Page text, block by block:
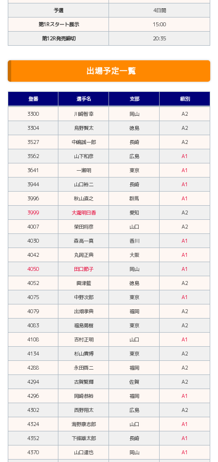
予選 4日間
第1Rスタート展示 15:00
第12R発売締切 20:35
出場予定一覧
登番 選手名 支部 級別
3300 川崎智幸 岡山 A2
3304 烏野賢太 徳島 A2
3527 中嶋誠一郎 長崎 A2
3562 山下和彦 広島 A1
3641 一瀬明 東京 A1
3944 山口裕二 長崎 A1
3996 秋山直之 群馬 A1
3999 大瀧明日香 愛知 A2
4007 榮田将彦 山口 A2
4030 森高一真 香川 A1
4042 丸岡正典 大阪 A1
4050 田口節子 岡山 A1
4052 興津藍 徳島 A2
4075 中野次郎 東京 A1
4079 出畑孝典 福岡 A2
4083 福島勇樹 東京 A2
4108 吉村正明 山口 A1
4134 杉山貴博 東京 A2
4288 永田啓二 福岡 A2
4294 古賀繁輝 佐賀 A2
4296 岡崎恭裕 福岡 A1
4302 西野翔太 広島 A2
4324 海野康志郎 山口 A1
4352 下條雄太郎 長崎 A1
4370 山口達也 岡山 A1